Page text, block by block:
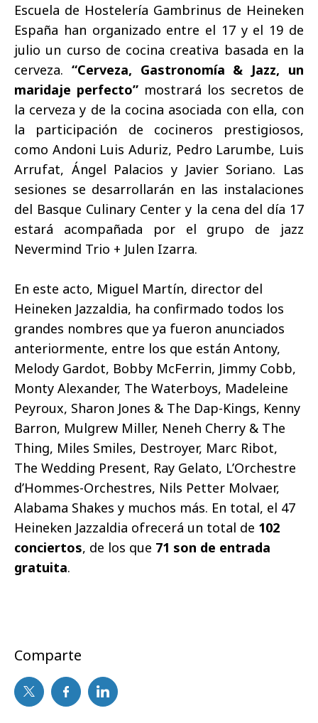
Escuela de Hostelería Gambrinus de Heineken
España han organizado entre el 17 y el 19 de
julio un curso de cocina creativa basada en la
cerveza. “Cerveza, Gastronomía & Jazz, un
maridaje perfecto” mostrará los secretos de
la cerveza y de la cocina asociada con ella, con
la participación de cocineros prestigiosos,
como Andoni Luis Aduriz, Pedro Larumbe, Luis
Arrufat, Ángel Palacios y Javier Soriano. Las
sesiones se desarrollarán en las instalaciones
del Basque Culinary Center y la cena del día 17
estará acompañada por el grupo de jazz
Nevermind Trio + Julen Izarra.
En este acto, Miguel Martín, director del
Heineken Jazzaldia, ha confirmado todos los
grandes nombres que ya fueron anunciados
anteriormente, entre los que están Antony,
Melody Gardot, Bobby McFerrin, Jimmy Cobb,
Monty Alexander, The Waterboys, Madeleine
Peyroux, Sharon Jones & The Dap-Kings, Kenny
Barron, Mulgrew Miller, Neneh Cherry & The
Thing, Miles Smiles, Destroyer, Marc Ribot,
The Wedding Present, Ray Gelato, L’Orchestre
d’Hommes-Orchestres, Nils Petter Molvaer,
Alabama Shakes y muchos más. En total, el 47
Heineken Jazzaldia ofrecerá un total de 102
conciertos, de los que 71 son de entrada
gratuita.
Comparte